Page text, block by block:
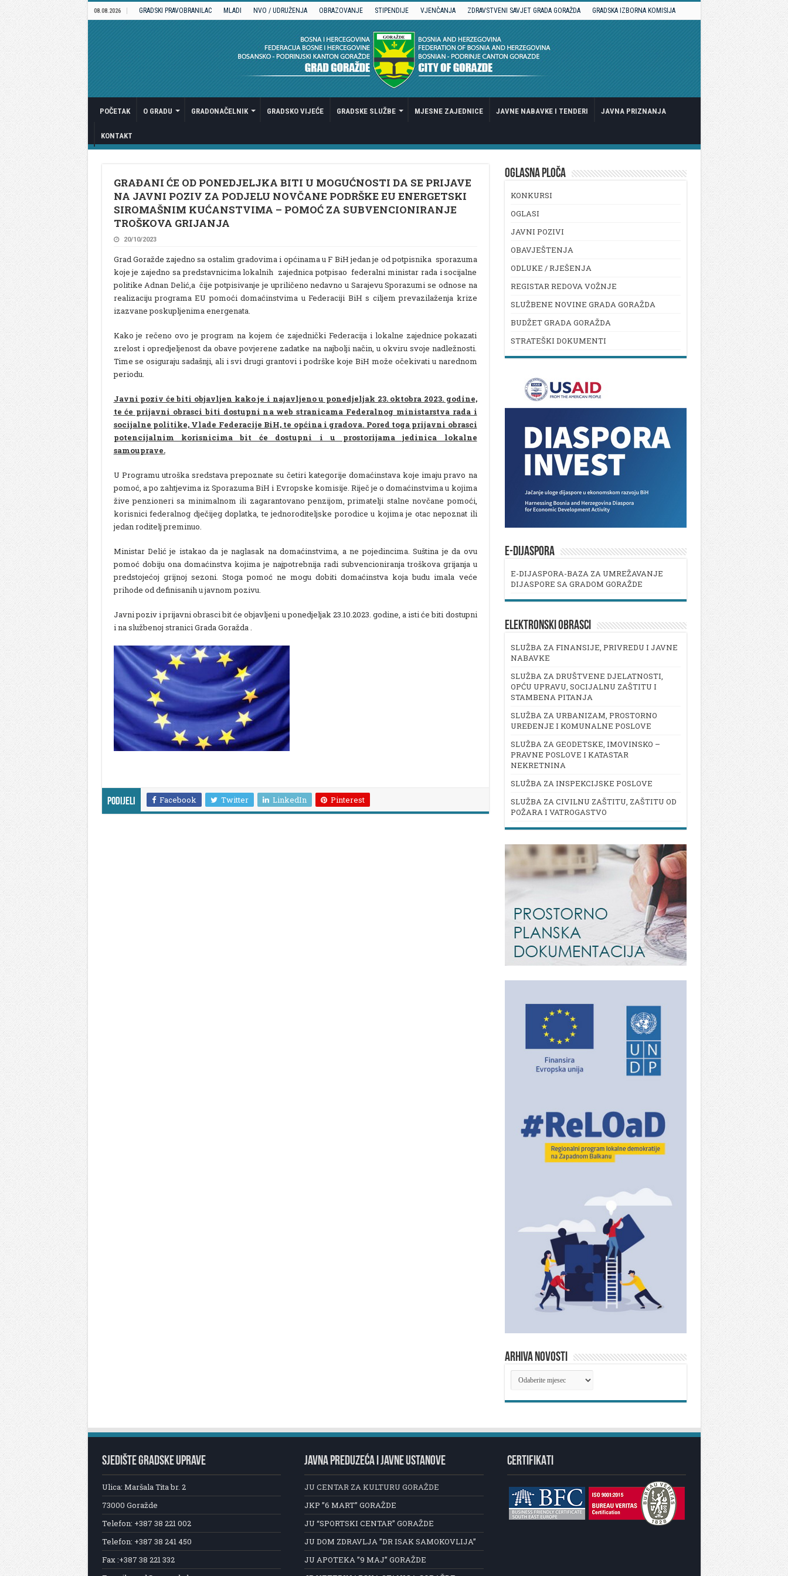
08.08.2026 GRADSKI PRAVOBRANILAC MLADI NVO / UDRUŽENJA OBRAZOVANJE STIPENDIJE VJENČANJA ZDRAVSTVENI SAVJET GRADA GORAŽDA GRADSKA IZBORNA KOMISIJA
POČETAK O GRADU GRADONAČELNIK GRADSKO VIJEĆE GRADSKE SLUŽBE MJESNE ZAJEDNICE JAVNE NABAVKE I TENDERI JAVNA PRIZNANJA
KONTAKT
GRAĐANI ĆE OD PONEDJELJKA BITI U MOGUĆNOSTI DA SE PRIJAVE
NA JAVNI POZIV ZA PODJELU NOVČANE PODRŠKE EU ENERGETSKI
SIROMAŠNIM KUĆANSTVIMA – POMOĆ ZA SUBVENCIONIRANJE
TROŠKOVA GRIJANJA
20/10/2023
Grad Goražde zajedno sa ostalim gradovima i općinama u F BiH jedan je od potpisnika sporazuma
koje je zajedno sa predstavnicima lokalnih zajednica potpisao federalni ministar rada i socijalne
politike Adnan Delić,a čije potpisivanje je upriličeno nedavno u Sarajevu Sporazumi se odnose na
realizaciju programa EU pomoći domaćinstvima u Federaciji BiH s ciljem prevazilaženja krize
izazvane poskupljenima energenata.
Kako je rečeno ovo je program na kojem će zajednički Federacija i lokalne zajednice pokazati
zrelost i opredjeljenost da obave povjerene zadatke na najbolji način, u okviru svoje nadležnosti.
Time se osiguraju sadašnji, ali i svi drugi grantovi i podrške koje BiH može očekivati u narednom
periodu.
Javni poziv će biti objavljen kako je i najavljeno u ponedjeljak 23. oktobra 2023. godine,
te će prijavni obrasci biti dostupni na web stranicama Federalnog ministarstva rada i
socijalne politike, Vlade Federacije BiH, te općina i gradova. Pored toga prijavni obrasci
potencijalnim korisnicima bit će dostupni i u prostorijama jedinica lokalne
samouprave.
U Programu utroška sredstava prepoznate su četiri kategorije domaćinstava koje imaju pravo na
pomoć, a po zahtjevima iz Sporazuma BiH i Evropske komisije. Riječ je o domaćinstvima u kojima
žive penzioneri sa minimalnom ili zagarantovano penzijom, primatelji stalne novčane pomoći,
korisnici federalnog dječijeg doplatka, te jednoroditeljske porodice u kojima je otac nepoznat ili
jedan roditelj preminuo.
Ministar Delić je istakao da je naglasak na domaćinstvima, a ne pojedincima. Suština je da ovu
pomoć dobiju ona domaćinstva kojima je najpotrebnija radi subvencioniranja troškova grijanja u
predstojećoj grijnoj sezoni. Stoga pomoć ne mogu dobiti domaćinstva koja budu imala veće
prihode od definisanih u javnom pozivu.
Javni poziv i prijavni obrasci bit će objavljeni u ponedjeljak 23.10.2023. godine, a isti će biti dostupni
i na službenoj stranici Grada Goražda .
Podijeli Facebook Twitter LinkedIn Pinterest
OGLASNA PLOČA
KONKURSI
OGLASI
JAVNI POZIVI
OBAVJEŠTENJA
ODLUKE / RJEŠENJA
REGISTAR REDOVA VOŽNJE
SLUŽBENE NOVINE GRADA GORAŽDA
BUDŽET GRADA GORAŽDA
STRATEŠKI DOKUMENTI
E-DIJASPORA
E-DIJASPORA-BAZA ZA UMREŽAVANJE
DIJASPORE SA GRADOM GORAŽDE
ELEKTRONSKI OBRASCI
SLUŽBA ZA FINANSIJE, PRIVREDU I JAVNE
NABAVKE
SLUŽBA ZA DRUŠTVENE DJELATNOSTI,
OPĆU UPRAVU, SOCIJALNU ZAŠTITU I
STAMBENA PITANJA
SLUŽBA ZA URBANIZAM, PROSTORNO
UREĐENJE I KOMUNALNE POSLOVE
SLUŽBA ZA GEODETSKE, IMOVINSKO –
PRAVNE POSLOVE I KATASTAR
NEKRETNINA
SLUŽBA ZA INSPEKCIJSKE POSLOVE
SLUŽBA ZA CIVILNU ZAŠTITU, ZAŠTITU OD
POŽARA I VATROGASTVO
ARHIVA NOVOSTI
ARHIVA
NOVOSTI
SJEDIŠTE GRADSKE UPRAVE
Ulica: Maršala Tita br. 2
73000 Goražde
Telefon: +387 38 221 002
Telefon: +387 38 241 450
Fax :+387 38 221 332
JAVNA PREDUZEĆA I JAVNE USTANOVE
JU CENTAR ZA KULTURU GORAŽDE
JKP ”6 MART” GORAŽDE
JU “SPORTSKI CENTAR” GORAŽDE
JU DOM ZDRAVLJA ”DR ISAK SAMOKOVLIJA”
JU APOTEKA ”9 MAJ” GORAŽDE
CERTIFIKATI